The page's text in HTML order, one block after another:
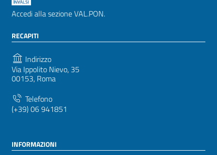
Accedi alla sezione VAL.PON.
RECAPITI
Indirizzo
Via Ippolito Nievo, 35
00153, Roma
Telefono
(+39) 06 941851
INFORMAZIONI